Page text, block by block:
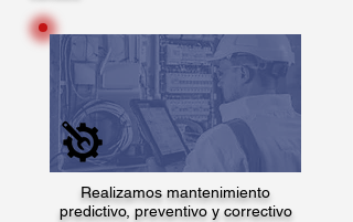
Realizamos mantenimiento
predictivo, preventivo y correctivo